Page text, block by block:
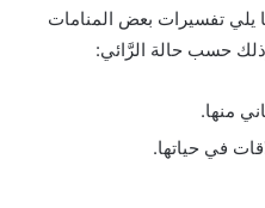
يلي تفسيرات بعض المنامات
حسب حالة الرَّائي:
منها.
في حياتها.